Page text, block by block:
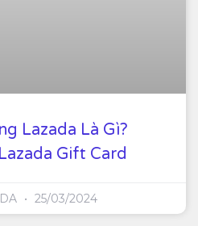
Lazada Là Gì?
Gift Card
25/03/2024